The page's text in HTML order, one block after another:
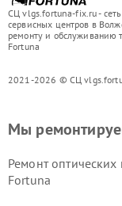
СЦ vlgs.fortuna-fix.ru - сеть
сервисных центров в
ремонту и обслуживанию
Fortuna
2021-2026 © СЦ
Мы
Ремонт
Fortuna